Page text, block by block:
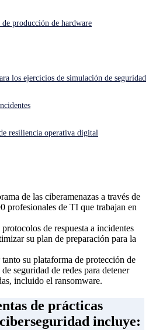
Obtenga ayuda ahora mismo
producción de hardware
los ejercicios de simulación de seguridad
resiliencia operativa digital
constituye un desafío cada vez
de prácticas
le dotará de recursos esenciales
de los hábiles adversarios
recomendadas
recomendadas de ciberseguridad,
su postura de seguridad, le
de las ciberamenazas a través de
profesionales de TI que trabajan en
de respuesta a incidentes
su plan de preparación para la
su plataforma de protección de
seguridad de redes para detener
incluido el ransomware.
de prácticas
incluye: